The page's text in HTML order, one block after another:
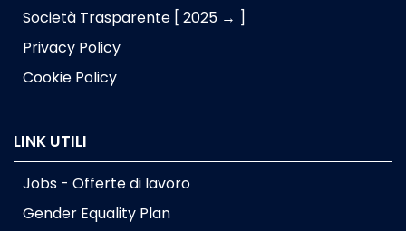
Società Trasparente [ 2025 → ]
Privacy Policy
Cookie Policy
LINK UTILI
Jobs - Offerte di lavoro
Gender Equality Plan